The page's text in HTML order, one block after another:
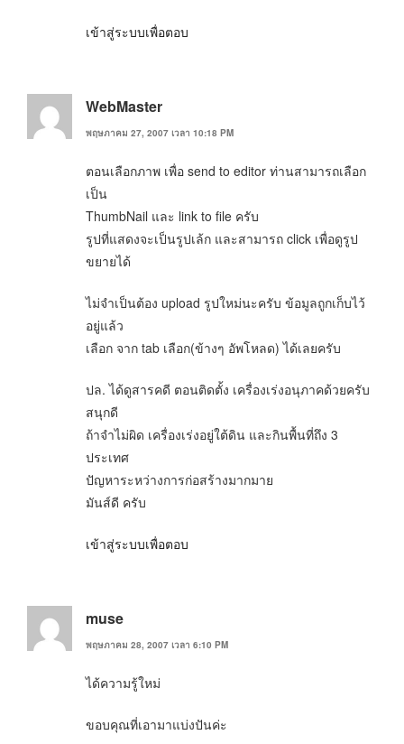
เข้าสู่ระบบเพื่อตอบ
WebMaster
พฤษภาคม 27, 2007 เวลา 10:18 PM
ตอนเลือกภาพ เพื่อ send to editor ท่านสามารถเลือก
เป็น
ThumbNail และ link to file ครับ
รูปที่แสดงจะเป็นรูปเล้ก และสามารถ click เพื่อดูรูป
ขยายได้
ไม่จำเป็นต้อง upload รูปใหม่นะครับ ข้อมูลถูกเก็บไว้
อยู่แล้ว
เลือก จาก tab เลือก(ข้างๆ อัพโหลด) ได้เลยครับ
ปล. ได้ดูสารคดี ตอนติดตั้ง เครื่องเร่งอนุภาคด้วยครับ
สนุกดี
ถ้าจำไม่ผิด เครื่องเร่งอยู่ใต้ดิน และกินพื้นที่ถึง 3
ประเทศ
ปัญหาระหว่างการก่อสร้างมากมาย
มันส์ดี ครับ
เข้าสู่ระบบเพื่อตอบ
muse
พฤษภาคม 28, 2007 เวลา 6:10 PM
ได้ความรู้ใหม่
ขอบคุณที่เอามาแบ่งปันค่ะ